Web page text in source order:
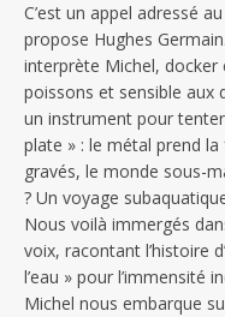
C’est un appel adressé
propose Hughes
interprète Michel, docker
poissons et sensible aux
un instrument pour
plate » : le métal prend
gravés, le monde sous-
? Un voyage
Nous voilà immergés
voix, racontant l’histoire
l’eau » pour l’immensité
Michel nous embarque